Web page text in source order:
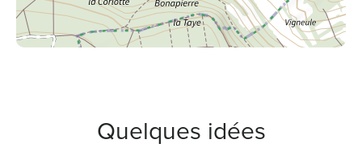
Quelques idées